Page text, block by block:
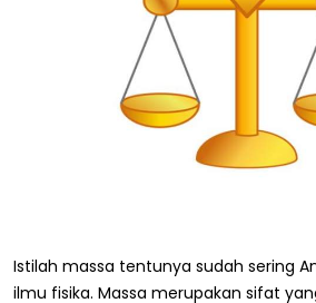
Istilah massa tentunya sudah sering
ilmu fisika. Massa merupakan sifat